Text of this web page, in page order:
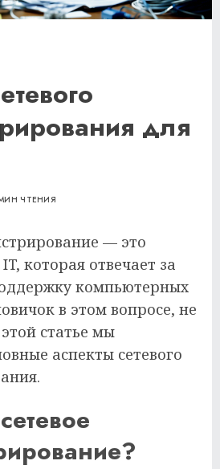
для
ЧТЕНИЯ
— это
которая отвечает за
компьютерных
в этом вопросе, не
статье мы
аспекты сетевого